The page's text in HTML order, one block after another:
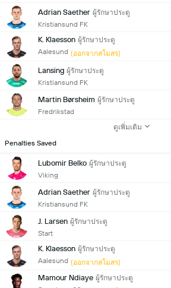
Adrian Saether ผู้รักษาประตู
Kristiansund FK
K. Klaesson ผู้รักษาประตู
Aalesund (ออกจากสโมสร)
Lansing ผู้รักษาประตู
Kristiansund FK
Martin Børsheim ผู้รักษาประตู
Fredrikstad
ดูเพิ่มเติม
Penalties Saved
Lubomir Belko ผู้รักษาประตู
Viking
Adrian Saether ผู้รักษาประตู
Kristiansund FK
J. Larsen ผู้รักษาประตู
Start
K. Klaesson ผู้รักษาประตู
Aalesund (ออกจากสโมสร)
Mamour Ndiaye ผู้รักษาประตู